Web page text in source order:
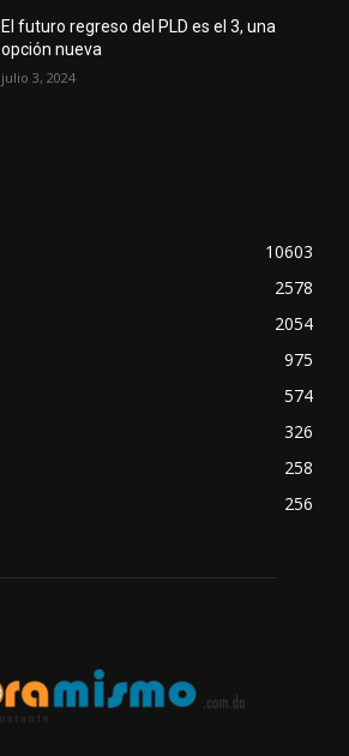
El futuro regreso del PLD es el 3, una
opción nueva
julio 3, 2024
10603
2578
2054
975
574
326
258
256